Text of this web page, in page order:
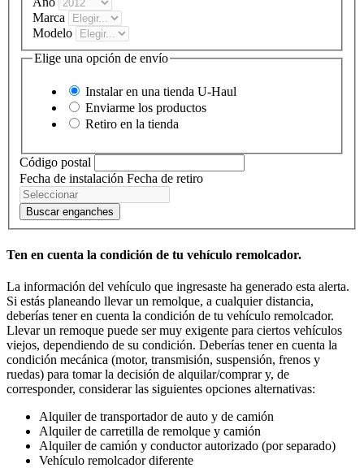
Marca
Modelo
Elige una opción de envío
Instalar en una tienda U-Haul
Enviarme los productos
Retiro en la tienda
Código postal
Fecha de instalación Fecha de retiro
Buscar enganches
Ten en cuenta la condición de tu vehículo remolcador.
La información del vehículo que ingresaste ha generado esta alerta.
Si estás planeando llevar un remolque, a cualquier distancia,
deberías tener en cuenta la condición de tu vehículo remolcador.
Llevar un remoque puede ser muy exigente para ciertos vehículos
viejos, dependiendo de su condición. Deberías tener en cuenta la
condición mecánica (motor, transmisión, suspensión, frenos y
ruedas) para tomar la decisión de alquilar/comprar y, de
corresponder, considerar las siguientes opciones alternativas:
Alquiler de transportador de auto y de camión
Alquiler de carretilla de remolque y camión
Alquiler de camión y conductor autorizado (por separado)
Vehículo remolcador diferente